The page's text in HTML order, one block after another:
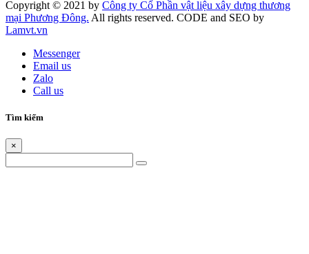
Copyright © 2021 by Công ty Cổ Phần vật liệu xây dựng thương
mại Phương Đông. All rights reserved. CODE and SEO by
Lamvt.vn
Messenger
Email us
Zalo
Call us
Tìm kiếm
×